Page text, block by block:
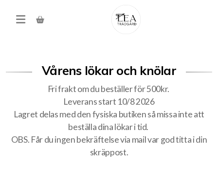
Vårens lökar och knölar
Fri frakt om du beställer för 500kr.
Leverans start 10/8 2026
Lagret delas med den fysiska butiken så missa inte att
beställa dina lökar i tid.
OBS. Får du ingen bekräftelse via mail var god titta i din
skräppost.
Produkter